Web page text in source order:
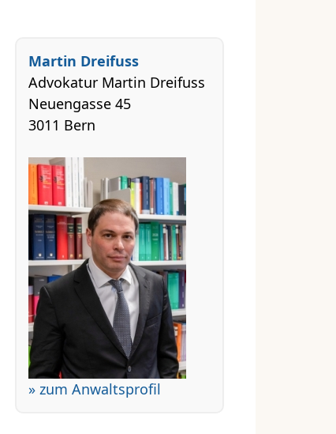
Martin Dreifuss
Advokatur Martin Dreifuss
Neuengasse 45
3011 Bern
» zum Anwaltsprofil